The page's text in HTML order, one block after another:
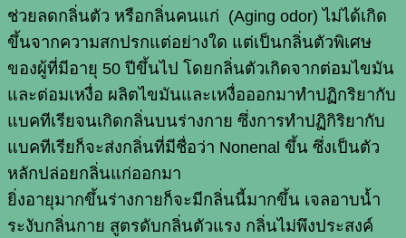
ช่วยลดกลิ่นตัว หรือกลิ่นคนแก่ (Aging odor)ไม่ได้เกิด
ขึ้นจากความสกปรกแต่อย่างใด แต่เป็นกลิ่นตัวพิเศษ
ของผู้ที่มีอายุ 50 ปีขึ้นไป โดยกลิ่นตัวเกิดจากต่อมไขมัน
และต่อมเหงื่อ ผลิตไขมันและเหงื่อออกมาทำปฏิกริยากับ
แบคทีเรียจนเกิดกลิ่นบนร่างกาย ซึ่งการทำปฏิกิริยากับ
แบคทีเรียก็จะส่งกลิ่นที่มีชื่อว่า Nonenal ขึ้น ซึ่งเป็นตัว
หลักปล่อยกลิ่นแก่ออกมา
ยิ่งอายุมากขึ้นร่างกายก็จะมีกลิ่นนี้มากขึ้น เจลอาบน้ำ
ระงับกลิ่นกาย สูตรดับกลิ่นตัวแรง กลิ่นไม่พึงประสงค์